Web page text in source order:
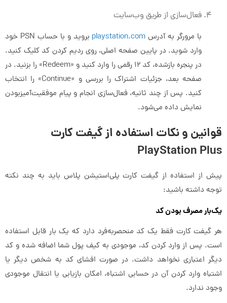
فعال‌سازی از طریق وب‌سایت
با مرورگر به آدرس playstation.com
بروید و با حساب PSN خود
وارد شوید. در پایین صفحه اصلی، روی ردیم کردن کد کلیک کنید.
در پنجره بازشده، کد ۱۲ رقمی را وارد کنید و «Redeem» را بزنید. در
صفحه بعد، جزئیات اشتراک را بررسی و «Continue» را انتخاب
کنید. پس از چند ثانیه، فعال‌سازی انجام و پیام موفقیت‌آمیز‌بودن
نمایش داده می‌شود.
قوانین و نکات استفاده از گیفت کارت
PlayStation Plus
پیش از استفاده از گیفت کارت پلی‌استیشن پلاس باید به چند نکته
توجه داشته باشید:
یک‌بار مصرف بودن کد
هر گیفت کارت فقط یک کد منحصربه‌فرد دارد که یک بار قابل استفاده
است. پس از وارد کردن کد، موجودی به کیف پول شما اضافه شده و کد
دیگر اعتباری نخواهد داشت. در صورت افشای کد به شخص دیگر یا
اشتباه وارد کردن آن در حسابی اشتباه، امکان بازیابی یا انتقال موجودی
وجود ندارد.